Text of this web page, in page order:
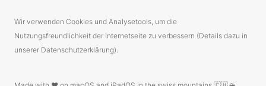
Wir verwenden Cookies und Analysetools, um die
Nutzungsfreundlichkeit der Internetseite zu verbessern (Details dazu in
unserer Datenschutzerklärung).